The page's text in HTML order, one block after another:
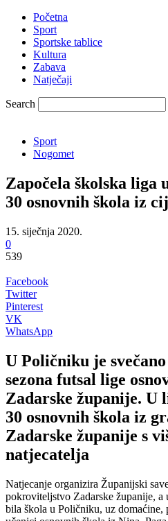
Početna
Sport
Sportske tablice
Kultura
Zabava
Natječaji
Search
Sport
Nogomet
Započela školska liga
30 osnovnih škola iz
15. siječnja 2020.
0
539
Facebook
Twitter
Pinterest
VK
WhatsApp
U Poličniku je
sezona futsal lige
Zadarske županije. U
30 osnovnih škola iz
Zadarske županije s
natjecatelja
Natjecanje organizira Županijski
pokroviteljstvo Zadarske županije,
bila škola u Poličniku, uz domaćine,